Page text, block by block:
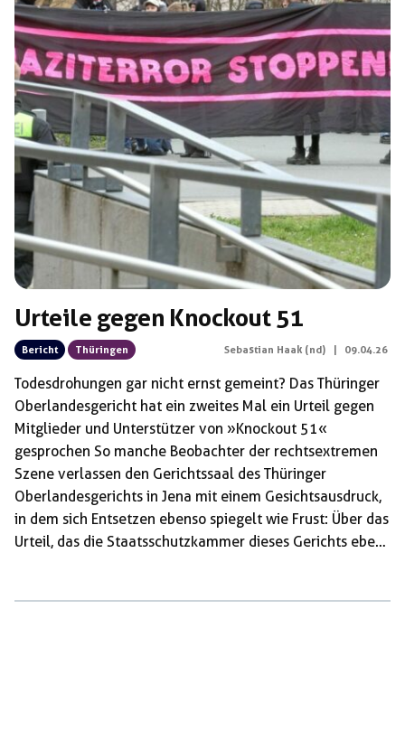
machen können, wenn es die reale Situation tatsächlich
erfordert«. Das Vorhaben […]
Urteile gegen Knockout 51
Bericht Thüringen Sebastian Haak (nd) 09.04.26
Todesdrohungen gar nicht ernst gemeint? Das Thüringer
Oberlandesgericht hat ein zweites Mal ein Urteil gegen
Mitglieder und Unterstützer von »Knockout 51«
gesprochen So manche Beobachter der rechtsextremen
Szene verlassen den Gerichtssaal des Thüringer
Oberlandesgerichts in Jena mit einem Gesichtsausdruck,
in dem sich Entsetzen ebenso spiegelt wie Frust: Über das
Urteil, das die Staatsschutzkammer dieses Gerichts eben